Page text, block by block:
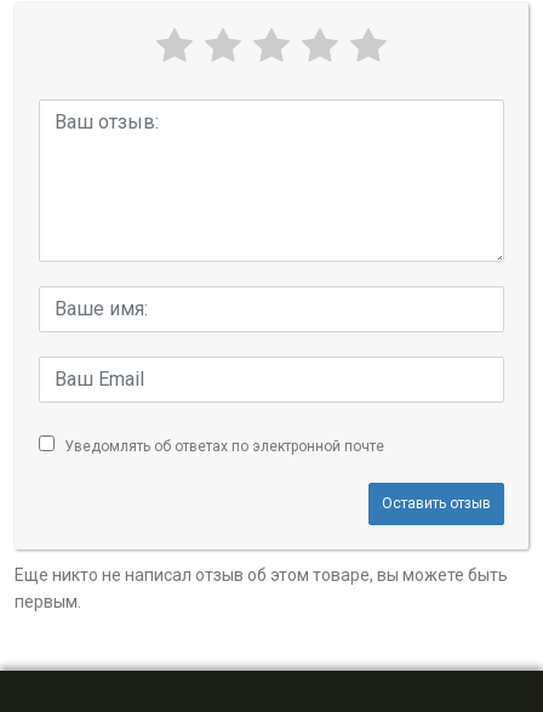
Уведомлять об ответах по электронной почте
Оставить отзыв
Еще никто не написал отзыв об этом товаре, вы можете быть
первым.